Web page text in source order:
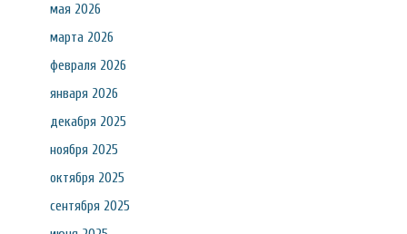
мая 2026
марта 2026
февраля 2026
января 2026
декабря 2025
ноября 2025
октября 2025
сентября 2025